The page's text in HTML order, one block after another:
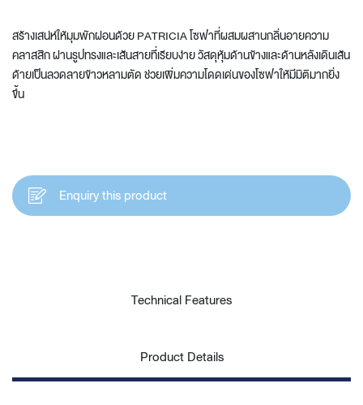
สร้างเสน่ห์ให้มุมพักผ่อนด้วย PATRICIA โซฟาที่ผสมผสานกลิ่นอายความ
คลาสสิก ผ่านรูปทรงและเส้นสายที่เรียบง่าย วัสดุหุ้มด้านข้างและด้านหลังเดินเส้น
ด้ายเป็นลวดลายข้าวหลามตัด ช่วยเพิ่มความโดดเด่นของโซฟาให้มีมิติมากยิ่ง
ขึ้น
Enquiry this product
Technical Features
Product Details